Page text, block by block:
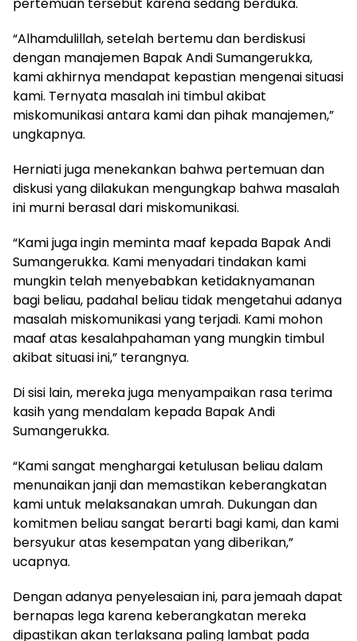
“Alhamdulillah, setelah bertemu dan berdiskusi
dengan manajemen Bapak Andi Sumangerukka,
kami akhirnya mendapat kepastian mengenai situasi
kami. Ternyata masalah ini timbul akibat
miskomunikasi antara kami dan pihak manajemen,”
ungkapnya.
Herniati juga menekankan bahwa pertemuan dan
diskusi yang dilakukan mengungkap bahwa masalah
ini murni berasal dari miskomunikasi.
“Kami juga ingin meminta maaf kepada Bapak Andi
Sumangerukka. Kami menyadari tindakan kami
mungkin telah menyebabkan ketidaknyamanan
bagi beliau, padahal beliau tidak mengetahui adanya
masalah miskomunikasi yang terjadi. Kami mohon
maaf atas kesalahpahaman yang mungkin timbul
akibat situasi ini,” terangnya.
Di sisi lain, mereka juga menyampaikan rasa terima
kasih yang mendalam kepada Bapak Andi
Sumangerukka.
“Kami sangat menghargai ketulusan beliau dalam
menunaikan janji dan memastikan keberangkatan
kami untuk melaksanakan umrah. Dukungan dan
komitmen beliau sangat berarti bagi kami, dan kami
bersyukur atas kesempatan yang diberikan,”
ucapnya.
Dengan adanya penyelesaian ini, para jemaah dapat
bernapas lega karena keberangkatan mereka
dipastikan akan terlaksana paling lambat pada